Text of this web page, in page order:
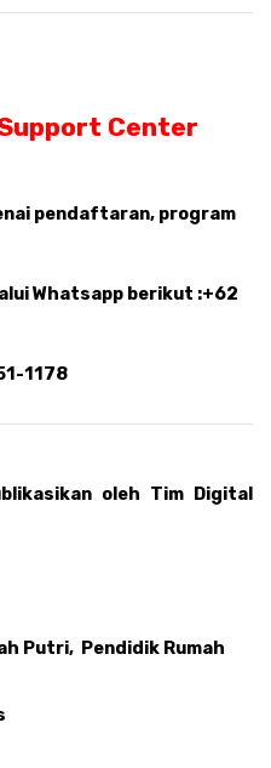
Center
pendaftaran, program
Whatsapp berikut :+62
1178
oleh Tim Digital
Putri,  Pendidik Rumah